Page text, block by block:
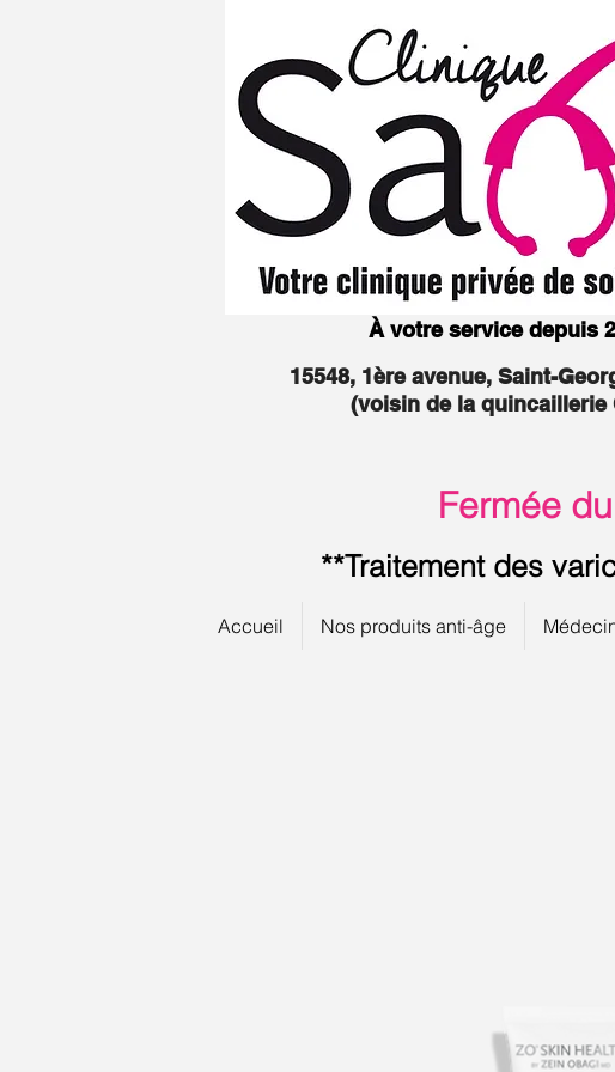
À votre service depuis
15548, 1ère avenue, Saint-
(voisin de la quincaillerie
Fermée
**Traitement des
Accueil Nos produits anti-âge